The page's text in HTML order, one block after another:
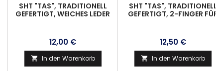
SHT "TAS", TRADITIONELL
GEFERTIGT, WEICHES LEDER
FINGERKUPPEN, DEERSKIN,
GR.XXS
Preis
12,00 €
 In den Warenkorb
SHT "TAS", TRADITIONELL
GEFERTIGT, 2-FINGER FÜR
GR.XS
Preis
12,50 €
 In den Warenkorb